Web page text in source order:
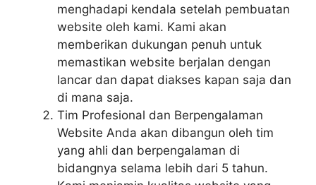
menghadapi kendala setelah pembuatan
website oleh kami. Kami akan
memberikan dukungan penuh untuk
memastikan website berjalan dengan
lancar dan dapat diakses kapan saja dan
di mana saja.
Tim Profesional dan Berpengalaman
Website Anda akan dibangun oleh tim
yang ahli dan berpengalaman di
bidangnya selama lebih dari 5 tahun.